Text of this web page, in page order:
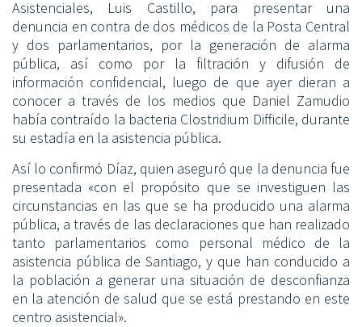
Asistenciales, Luis Castillo, para presentar una
denuncia en contra de dos médicos de la Posta Central
y dos parlamentarios, por la generación de alarma
pública, así como por la filtración y difusión de
información confidencial, luego de que ayer dieran a
conocer a través de los medios que Daniel Zamudio
había contraído la bacteria Clostridium Difficile, durante
su estadía en la asistencia pública.
Así lo confirmó Díaz, quien aseguró que la denuncia fue
presentada «con el propósito que se investiguen las
circunstancias en las que se ha producido una alarma
pública, a través de las declaraciones que han realizado
tanto parlamentarios como personal médico de la
asistencia pública de Santiago, y que han conducido a
la población a generar una situación de desconfianza
en la atención de salud que se está prestando en este
centro asistencial».